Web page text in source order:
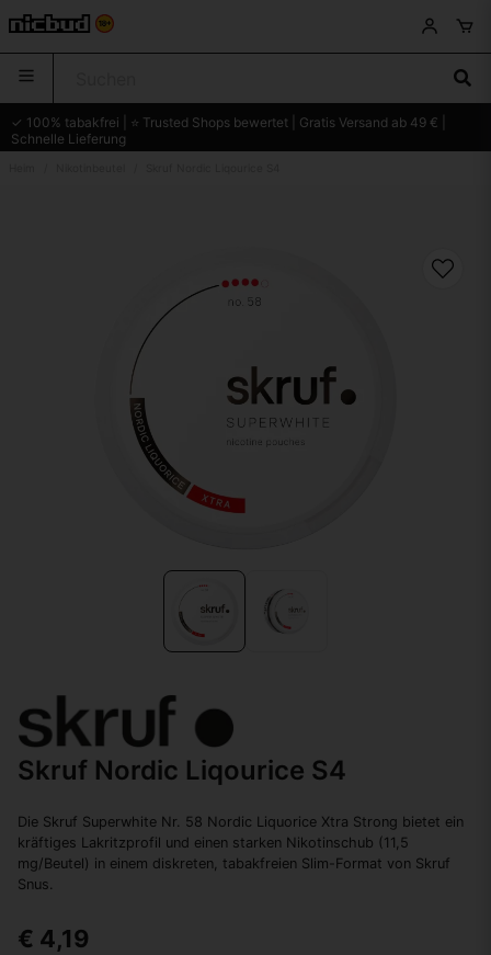
✓ 100% tabakfrei | ⭐ Trusted Shops bewertet | Gratis Versand ab 49 € |
Schnelle Lieferung
Skruf Nordic Liqourice S4
Die Skruf Superwhite Nr. 58 Nordic Liquorice Xtra Strong bietet ein
kräftiges Lakritzprofil und einen starken Nikotinschub (11,5
mg/Beutel) in einem diskreten, tabakfreien Slim-Format von Skruf
Snus.
€ 4,19